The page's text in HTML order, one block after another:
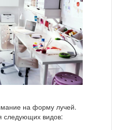
на форму лучей.
следующих видов: